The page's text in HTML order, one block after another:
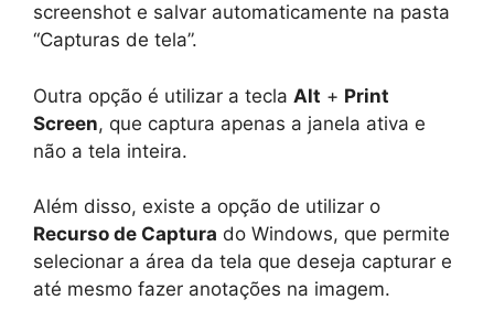
screenshot e salvar automaticamente na pasta
“Capturas de tela”.
Outra opção é utilizar a tecla Alt + Print
Screen, que captura apenas a janela ativa e
não a tela inteira.
Além disso, existe a opção de utilizar o
Recurso de Captura do Windows, que permite
selecionar a área da tela que deseja capturar e
até mesmo fazer anotações na imagem.